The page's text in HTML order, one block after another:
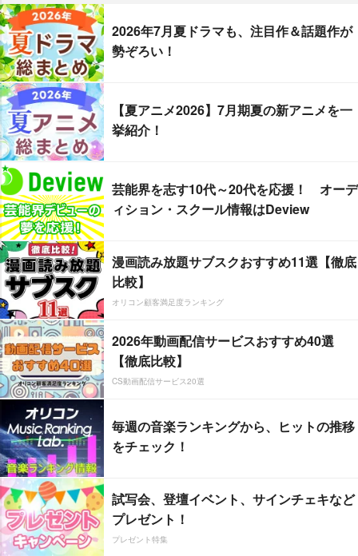
2026年7月夏ドラマも、注目作＆話題作が
勢ぞろい！
【夏アニメ2026】7月期夏の新アニメを一
挙紹介！
芸能界を志す10代～20代を応援！ オーデ
ィション・スクール情報はDeview
漫画読み放題サブスクおすすめ11選【徹底
比較】
オリコン顧客満足度ランキング
2026年動画配信サービスおすすめ40選
【徹底比較】
CS動画配信サービス20選
毎週の音楽ランキングから、ヒットの推移
をチェック！
試写会、登壇イベント、サインチェキなど
プレゼント！
プレゼント特集